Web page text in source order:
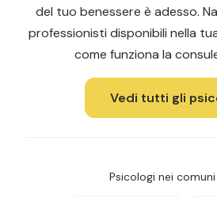
del tuo benessere è adesso.
professionisti disponibili nella
come funziona la
Vedi tutti gli
Psicologi nei comuni